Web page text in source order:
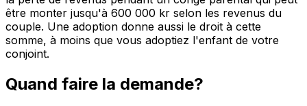
être monter jusqu'à 600 000 kr selon les revenus du
couple. Une adoption donne aussi le droit à cette
somme, à moins que vous adoptiez l'enfant de votre
conjoint.
Quand faire la demande?